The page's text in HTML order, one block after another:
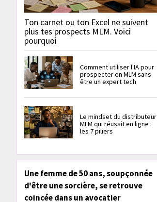
Ton carnet ou ton Excel ne suivent
plus tes prospects MLM. Voici
pourquoi
Comment utiliser l'IA pour
prospecter en MLM sans
être un expert tech
Le mindset du distributeur
MLM qui réussit en ligne :
les 7 piliers
Une femme de 50 ans, soupçonnée
d'être une sorcière, se retrouve
coincée dans un avocatier